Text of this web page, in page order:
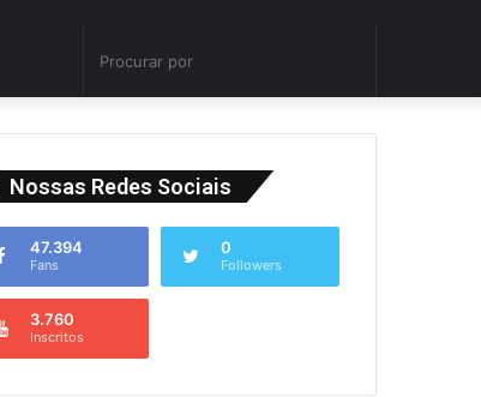
Nossas Redes Sociais
47.394
Fans
0
Followers
3.760
Inscritos